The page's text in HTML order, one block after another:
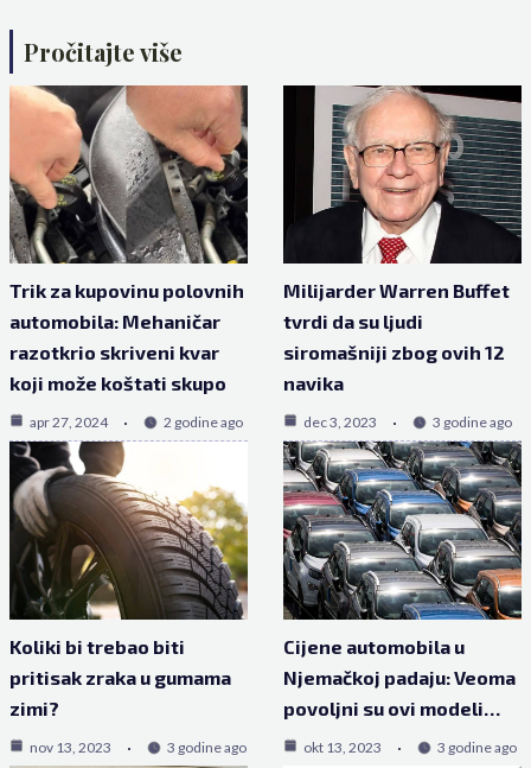
Pročitajte više
Trik za kupovinu polovnih
automobila: Mehaničar
razotkrio skriveni kvar
koji može koštati skupo
apr 27, 2024 2 godine ago
Milijarder Warren Buffet
tvrdi da su ljudi
siromašniji zbog ovih 12
navika
dec 3, 2023 3 godine ago
Koliki bi trebao biti
pritisak zraka u gumama
zimi?
nov 13, 2023 3 godine ago
Cijene automobila u
Njemačkoj padaju: Veoma
povoljni su ovi modeli…
okt 13, 2023 3 godine ago